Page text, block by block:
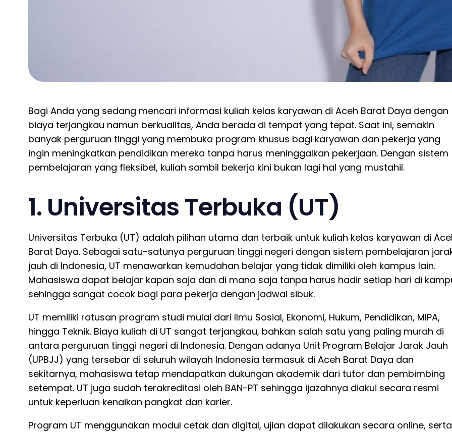
Bagi Anda yang sedang mencari informasi kuliah kelas karyawan di Aceh Barat Daya dengan
biaya terjangkau namun berkualitas, Anda berada di tempat yang tepat. Saat ini, semakin
banyak perguruan tinggi yang membuka program khusus bagi karyawan dan pekerja yang
ingin meningkatkan pendidikan mereka tanpa harus meninggalkan pekerjaan. Dengan sistem
pembelajaran yang fleksibel, kuliah sambil bekerja kini bukan lagi hal yang mustahil.
1. Universitas Terbuka (UT)
Universitas Terbuka (UT) adalah pilihan utama dan terbaik untuk kuliah kelas karyawan di
Barat Daya. Sebagai satu-satunya perguruan tinggi negeri dengan sistem pembelajaran
jauh di Indonesia, UT menawarkan kemudahan belajar yang tidak dimiliki oleh kampus lain.
Mahasiswa dapat belajar kapan saja dan di mana saja tanpa harus hadir setiap hari di
sehingga sangat cocok bagi para pekerja dengan jadwal sibuk.
UT memiliki ratusan program studi mulai dari Ilmu Sosial, Ekonomi, Hukum, Pendidikan, MIPA,
hingga Teknik. Biaya kuliah di UT sangat terjangkau, bahkan salah satu yang paling murah di
antara perguruan tinggi negeri di Indonesia. Dengan adanya Unit Program Belajar Jarak Jauh
(UPBJJ) yang tersebar di seluruh wilayah Indonesia termasuk di Aceh Barat Daya dan
sekitarnya, mahasiswa tetap mendapatkan dukungan akademik dari tutor dan pembimbing
setempat. UT juga sudah terakreditasi oleh BAN-PT sehingga ijazahnya diakui secara resmi
untuk keperluan kenaikan pangkat dan karier.
Program UT menggunakan modul cetak dan digital, ujian dapat dilakukan secara online, serta